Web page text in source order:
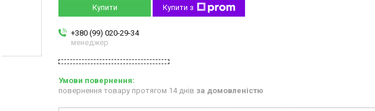
Купити Купити з
+380 (99) 020-29-34
менеджер
повернення товару протягом 14 днів за домовленістю